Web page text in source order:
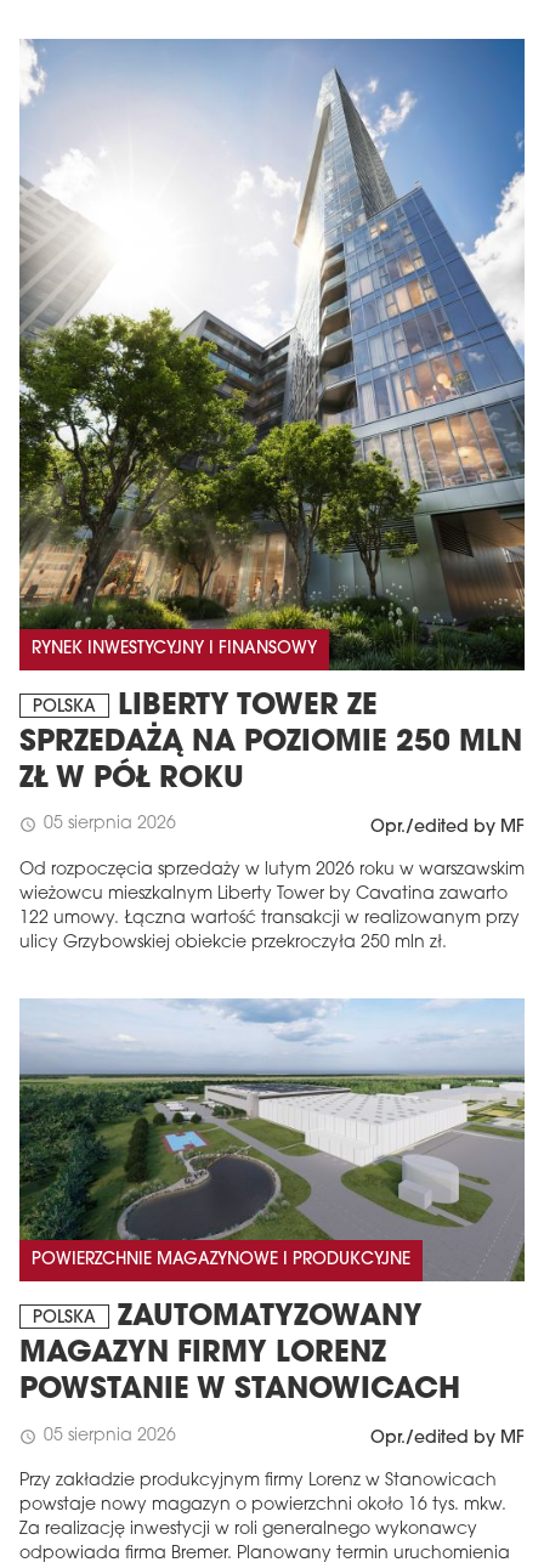
RYNEK INWESTYCYJNY I FINANSOWY
POLSKA
LIBERTY TOWER ZE
SPRZEDAŻĄ NA POZIOMIE 250 MLN
ZŁ W PÓŁ ROKU
schedule 05 sierpnia 2026 Opr./edited by MF
Od rozpoczęcia sprzedaży w lutym 2026 roku w warszawskim
wieżowcu mieszkalnym Liberty Tower by Cavatina zawarto
122 umowy. Łączna wartość transakcji w realizowanym przy
ulicy Grzybowskiej obiekcie przekroczyła 250 mln zł.
POWIERZCHNIE MAGAZYNOWE I PRODUKCYJNE
POLSKA
ZAUTOMATYZOWANY
MAGAZYN FIRMY LORENZ
POWSTANIE W STANOWICACH
schedule 05 sierpnia 2026 Opr./edited by MF
Przy zakładzie produkcyjnym firmy Lorenz w Stanowicach
powstaje nowy magazyn o powierzchni około 16 tys. mkw.
Za realizację inwestycji w roli generalnego wykonawcy
odpowiada firma Bremer. Planowany termin uruchomienia